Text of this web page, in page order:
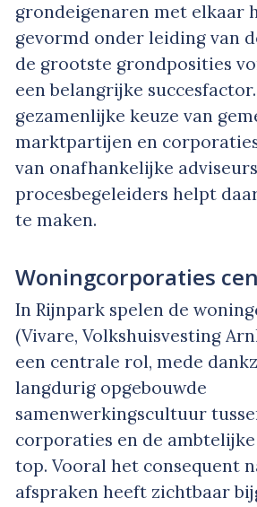
grondeigenaren met elkaar
gevormd onder leiding van
de grootste grondposities
een belangrijke
gezamenlijke keuze van
marktpartijen en
van onafhankelijke
procesbegeleiders helpt
te maken.
Woningcorporaties
In Rijnpark spelen de
(Vivare, Volkshuisvesting
een centrale rol, mede
langdurig opgebouwde
samenwerkingscultuur
corporaties en de
top. Vooral het consequent
afspraken heeft zichtbaar